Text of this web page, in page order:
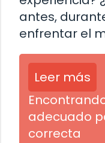
antes,
enfrentar el
Leer más
adecuado
correcta